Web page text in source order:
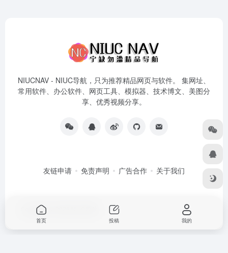
NIUCNAV - NIUC导航，只为推荐精品网页与软件。 集网址、
常用软件、办公软件、网页工具、模拟器、技术博文、美图分
享、优秀视频分享。
友链申请 免责声明 广告合作 关于我们
Copyright © 2026
首页 投稿 我的